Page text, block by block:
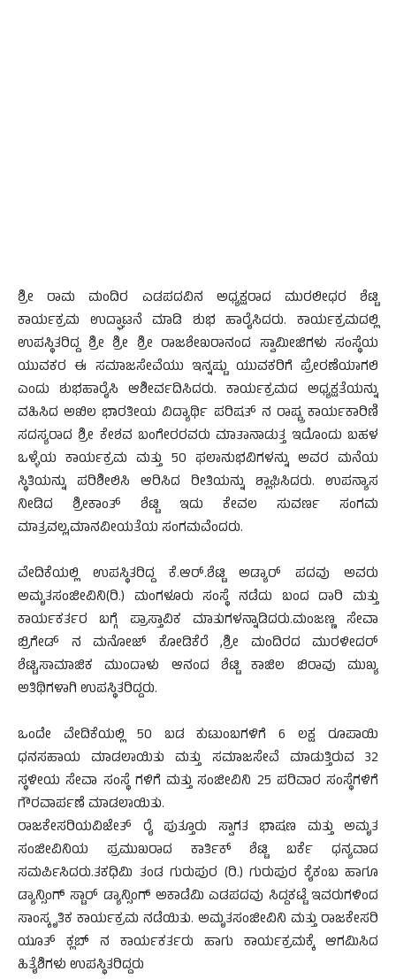
ಶ್ರೀ ರಾಮ ಮಂದಿರ ಎಡಪದವಿನ ಅಧ್ಯಕ್ಷರಾದ ಮುರಲೀಧರ ಶೆಟ್ಟಿ
ಕಾರ್ಯಕ್ರಮ ಉದ್ಘಾಟನೆ ಮಾಡಿ ಶುಭ ಹಾರೈಸಿದರು. ಕಾರ್ಯಕ್ರಮದಲ್ಲಿ
ಉಪಸ್ಥಿತರಿದ್ದ ಶ್ರೀ ಶ್ರೀ ಶ್ರೀ ರಾಜಶೇಖರಾನಂದ ಸ್ವಾಮೀಜಿಗಳು ಸಂಸ್ಥೆಯ
ಯುವಕರ ಈ ಸಮಾಜಸೇವೆಯು ಇನ್ನಷ್ಟು ಯುವಕರಿಗೆ ಪ್ರೇರಣೆಯಾಗಲಿ
ಎಂದು ಶುಭಹಾರೈಸಿ ಆಶೀರ್ವದಿಸಿದರು. ಕಾರ್ಯಕ್ರಮದ ಅಧ್ಯಕ್ಷತೆಯನ್ನು
ವಹಿಸಿದ ಅಖಿಲ ಭಾರತೀಯ ವಿದ್ಯಾರ್ಥಿ ಪರಿಷತ್ ನ ರಾಷ್ಟ್ರ ಕಾರ್ಯಕಾರಿಣಿ
ಸದಸ್ಯರಾದ ಶ್ರೀ ಕೇಶವ ಬಂಗೇರರವರು ಮಾತಾನಾಡುತ್ತ ಇದೊಂದು ಬಹಳ
ಒಳ್ಳೆಯ ಕಾರ್ಯಕ್ರಮ ಮತ್ತು 50 ಫಲಾನುಭವಿಗಳನ್ನು ಅವರ ಮನೆಯ
ಸ್ಥಿತಿಯನ್ನು ಪರಿಶೀಲಿಸಿ ಆರಿಸಿದ ರೀತಿಯನ್ನು ಶ್ಲಾಘಿಸಿದರು. ಉಪನ್ಯಾಸ
ನೀಡಿದ ಶ್ರೀಕಾಂತ್ ಶೆಟ್ಟಿ ಇದು ಕೇವಲ ಸುವರ್ಣ ಸಂಗಮ
ಮಾತ್ರವಲ್ಲ,ಮಾನವೀಯತೆಯ ಸಂಗಮವೆಂದರು.
ವೇದಿಕೆಯಲ್ಲಿ ಉಪಸ್ಥಿತರಿದ್ದ ಕೆ.ಆರ್.ಶೆಟ್ಟಿ ಅಡ್ಯಾರ್ ಪದವು ಅವರು
ಅಮೃತಸಂಜೀವಿನಿ(ರಿ.) ಮಂಗಳೂರು ಸಂಸ್ಥೆ ನಡೆದು ಬಂದ ದಾರಿ ಮತ್ತು
ಕಾರ್ಯಕರ್ತರ ಬಗ್ಗೆ ಪ್ರಾಸ್ತಾವಿಕ ಮಾತುಗಳನ್ನಾಡಿದರು.ಮಂಜಣ್ಣ ಸೇವಾ
ಬ್ರಿಗೇಡ್ ನ ಮನೋಜ್ ಕೋಡಿಕೆರೆ ,ಶ್ರೀ ಮಂದಿರದ ಮುರಳೀದರ್
ಶೆಟ್ಟಿ,ಸಾಮಾಜಿಕ ಮುಂದಾಳು ಆನಂದ ಶೆಟ್ಟಿ ಕಾಜಿಲ ಬಿರಾವು ಮುಖ್ಯ
ಅತಿಥಿಗಳಾಗಿ ಉಪಸ್ಥಿತರಿದ್ದರು.
ಒಂದೇ ವೇದಿಕೆಯಲ್ಲಿ 50 ಬಡ ಕುಟುಂಬಗಳಿಗೆ 6 ಲಕ್ಷ ರೂಪಾಯಿ
ಧನಸಹಾಯ ಮಾಡಲಾಯಿತು ಮತ್ತು ಸಮಾಜಸೇವೆ ಮಾಡುತ್ತಿರುವ 32
ಸ್ಥಳೀಯ ಸೇವಾ ಸಂಸ್ಥೆ ಗಳಿಗೆ ಮತ್ತು ಸಂಜೀವಿನಿ 25 ಪರಿವಾರ ಸಂಸ್ಥೆಗಳಿಗೆ
ಗೌರವಾರ್ಪಣೆ ಮಾಡಲಾಯಿತು.
ರಾಜಕೇಸರಿಯವಿಜೇತ್ ರೈ ಪುತ್ತೂರು ಸ್ವಾಗತ ಭಾಷಣ ಮತ್ತು ಅಮೃತ
ಸಂಜೀವಿನಿಯ ಪ್ರಮುಖರಾದ ಕಾರ್ತಿಕ್ ಶೆಟ್ಟಿ ಬರ್ಕೆ ಧನ್ಯವಾದ
ಸಮರ್ಪಿಸಿದರು.ತಕಧಿಮಿ ತಂಡ ಗುರುಪುರ (ರಿ.) ಗುರುಪುರ ಕೈಕಂಬ ಹಾಗೂ
ಡ್ಯಾನ್ಸಿಂಗ್ ಸ್ಟಾರ್ ಡ್ಯಾನ್ಸಿಂಗ್ ಅಕಾಡೆಮಿ ಎಡಪದವು ಸಿದ್ದಕಟ್ಟೆ ಇವರುಗಳಿಂದ
ಸಾಂಸ್ಕೃತಿಕ ಕಾರ್ಯಕ್ರಮ ನಡೆಯಿತು. ಅಮೃತಸಂಜೀವಿನಿ ಮತ್ತು ರಾಜಕೇಸರಿ
ಯೂತ್ ಕ್ಲಬ್ ನ ಕಾರ್ಯಕರ್ತರು ಹಾಗು ಕಾರ್ಯಕ್ರಮಕ್ಕೆ ಆಗಮಿಸಿದ
ಹಿತೈಶಿಗಳು ಉಪಸ್ಥಿತರಿದ್ದರು